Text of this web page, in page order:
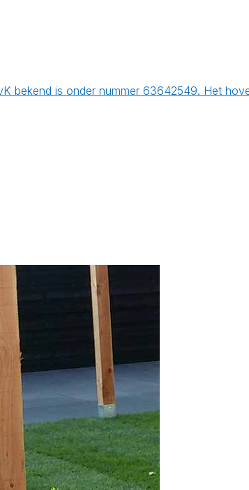
bekend is onder nummer 63642549. Het